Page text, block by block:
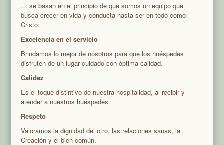
… se basan en el principio de que somos un equipo que
busca crecer en vida y conducta hasta ser en todo como
Cristo:
Excelencia en el servicio
Brindamos lo mejor de nosotros para que los huéspedes
disfruten de un lugar cuidado con óptima calidad.
Calidez
Es el toque distintivo de nuestra hospitalidad, al recibir y
atender a nuestros huéspedes.
Respeto
Valoramos la dignidad del otro, las relaciones sanas, la
Creación y el bien común.